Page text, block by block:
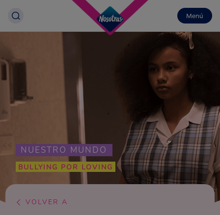
Menú
NUESTRO MUNDO
BULLYING POR LOVING
VOLVER A